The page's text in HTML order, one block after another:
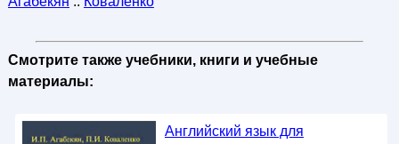
Смотрите также учебники, книги и учебные
материалы:
Английский язык для